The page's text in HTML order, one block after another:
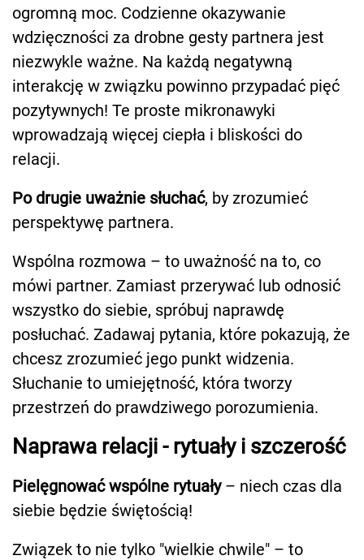
ogromną moc. Codzienne okazywanie
wdzięczności za drobne gesty partnera jest
niezwykle ważne. Na każdą negatywną
interakcję w związku powinno przypadać pięć
pozytywnych! Te proste mikronawyki
wprowadzają więcej ciepła i bliskości do
relacji.
Po drugie uważnie słuchać, by zrozumieć
perspektywę partnera.
Wspólna rozmowa – to uważność na to, co
mówi partner. Zamiast przerywać lub odnosić
wszystko do siebie, spróbuj naprawdę
posłuchać. Zadawaj pytania, które pokazują, że
chcesz zrozumieć jego punkt widzenia.
Słuchanie to umiejętność, która tworzy
przestrzeń do prawdziwego porozumienia.
Naprawa relacji - rytuały i szczerość
Pielęgnować wspólne rytuały– niech czas dla
siebie będzie świętością!
Związek to nie tylko "wielkie chwile" – to